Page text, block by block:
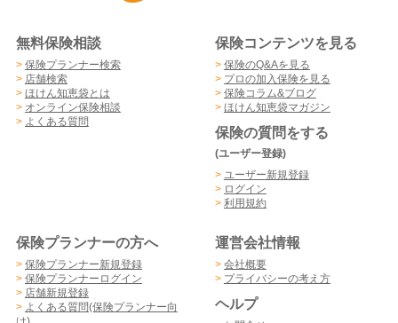
無料保険相談
> 保険プランナー検索
> 店舗検索
> ほけん知恵袋とは
> オンライン保険相談
> よくある質問
保険コンテンツを見る
> 保険のQ&Aを見る
> プロの加入保険を見る
> 保険コラム&ブログ
> ほけん知恵袋マガジン
保険の質問をする
(ユーザー登録)
> ユーザー新規登録
> ログイン
> 利用規約
保険プランナーの方へ
> 保険プランナー新規登録
> 保険プランナーログイン
> 店舗新規登録
> よくある質問(保険プランナー向
運営会社情報
> 会社概要
> プライバシーの考え方
ヘルプ